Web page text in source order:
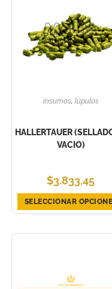
insumos, lúpulos
HALLERTAUER
VACIO)
$3.833,45
SELECCIONAR